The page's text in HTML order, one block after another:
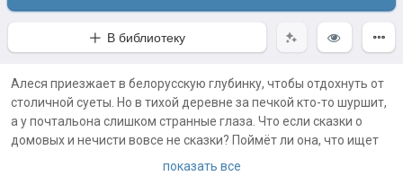
В библиотеку
Алеся приезжает в белорусскую глубинку, чтобы отдохнуть от
столичной суеты. Но в тихой деревне за печкой кто-то шуршит,
а у почтальона слишком странные глаза. Что если сказки о
домовых и нечисти вовсе не сказки? Поймёт ли она, что ищет
показать все